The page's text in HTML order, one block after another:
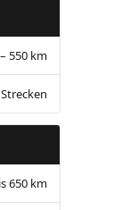
550 km
650 km